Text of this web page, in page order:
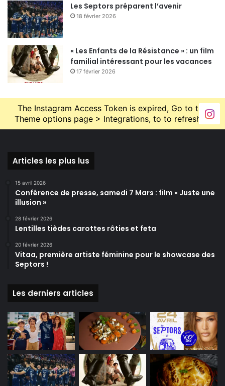
[button link= »https://piao.fr/2015/06/gros-plan-
campus-hip-hop-party/ » size= »medium »
color= »default »]GROS PLAN SUR LA
SOIREE[/button]
Samedi 27 juin
Les Septors préparent l’avenir
18 février 2026
« Les Enfants de la Résistance » : un film
familial intéressant pour les vacances
17 février 2026
The Instagram Access Token is expired, Go to the
Theme options page > Integrations, to to refresh it.
Articles les plus lus
15 avril 2026
Conférence de presse, samedi 7 Mars : film « Juste une
illusion »
28 février 2026
Lentilles tièdes carottes rôties et feta
20 février 2026
Vitaa, première artiste féminine pour le showcase des
Septors !
Les derniers articles